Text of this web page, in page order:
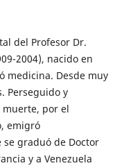
del Profesor Dr.
2004), nacido en
medicina. Desde muy
Perseguido y
muerte, por el
emigró
graduó de Doctor
y a Venezuela